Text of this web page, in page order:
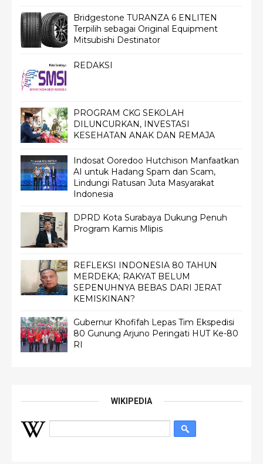
Bridgestone TURANZA 6 ENLITEN
Terpilih sebagai Original Equipment
Mitsubishi Destinator
REDAKSI
PROGRAM CKG SEKOLAH
DILUNCURKAN, INVESTASI
KESEHATAN ANAK DAN REMAJA
Indosat Ooredoo Hutchison Manfaatkan
AI untuk Hadang Spam dan Scam,
Lindungi Ratusan Juta Masyarakat
Indonesia
DPRD Kota Surabaya Dukung Penuh
Program Kamis Mlipis
REFLEKSI INDONESIA 80 TAHUN
MERDEKA; RAKYAT BELUM
SEPENUHNYA BEBAS DARI JERAT
KEMISKINAN?
Gubernur Khofifah Lepas Tim Ekspedisi
80 Gunung Arjuno Peringati HUT Ke-80
RI
WIKIPEDIA